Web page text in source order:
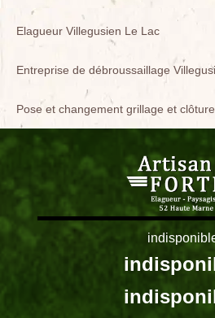
Elagueur Villegusien Le Lac
Entreprise de débroussaillage
Pose et changement grillage et